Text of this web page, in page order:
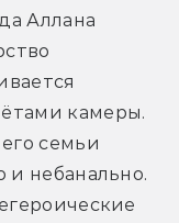
Аллана
камеры.
семьи
и небанально.